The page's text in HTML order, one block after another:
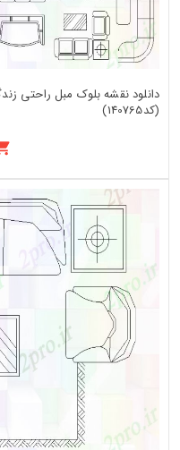
دانلود نقشه بلوک مبل راحتی
(کد140765)